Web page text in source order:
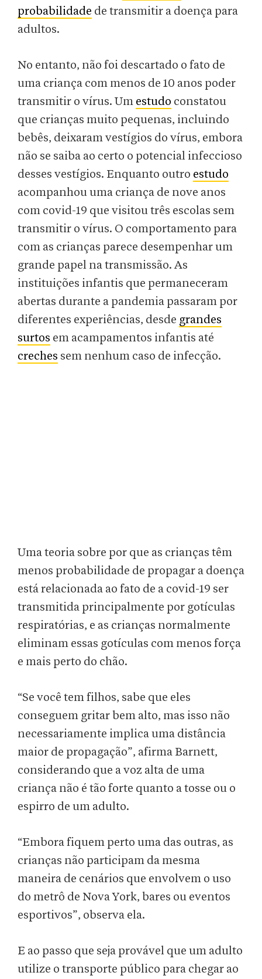
probabilidade de transmitir a doença para
adultos.
No entanto, não foi descartado o fato de
uma criança com menos de 10 anos poder
transmitir o vírus. Um estudo constatou
que crianças muito pequenas, incluindo
bebês, deixaram vestígios do vírus, embora
não se saiba ao certo o potencial infeccioso
desses vestígios. Enquanto outro estudo
acompanhou uma criança de nove anos
com covid-19 que visitou três escolas sem
transmitir o vírus. O comportamento para
com as crianças parece desempenhar um
grande papel na transmissão. As
instituições infantis que permaneceram
abertas durante a pandemia passaram por
diferentes experiências, desde grandes
surtos em acampamentos infantis até
creches sem nenhum caso de infecção.
Uma teoria sobre por que as crianças têm
menos probabilidade de propagar a doença
está relacionada ao fato de a covid-19 ser
transmitida principalmente por gotículas
respiratórias, e as crianças normalmente
eliminam essas gotículas com menos força
e mais perto do chão.
“Se você tem filhos, sabe que eles
conseguem gritar bem alto, mas isso não
necessariamente implica uma distância
maior de propagação”, afirma Barnett,
considerando que a voz alta de uma
criança não é tão forte quanto a tosse ou o
espirro de um adulto.
“Embora fiquem perto uma das outras, as
crianças não participam da mesma
maneira de cenários que envolvem o uso
do metrô de Nova York, bares ou eventos
esportivos”, observa ela.
E ao passo que seja provável que um adulto
utilize o transporte público para chegar ao